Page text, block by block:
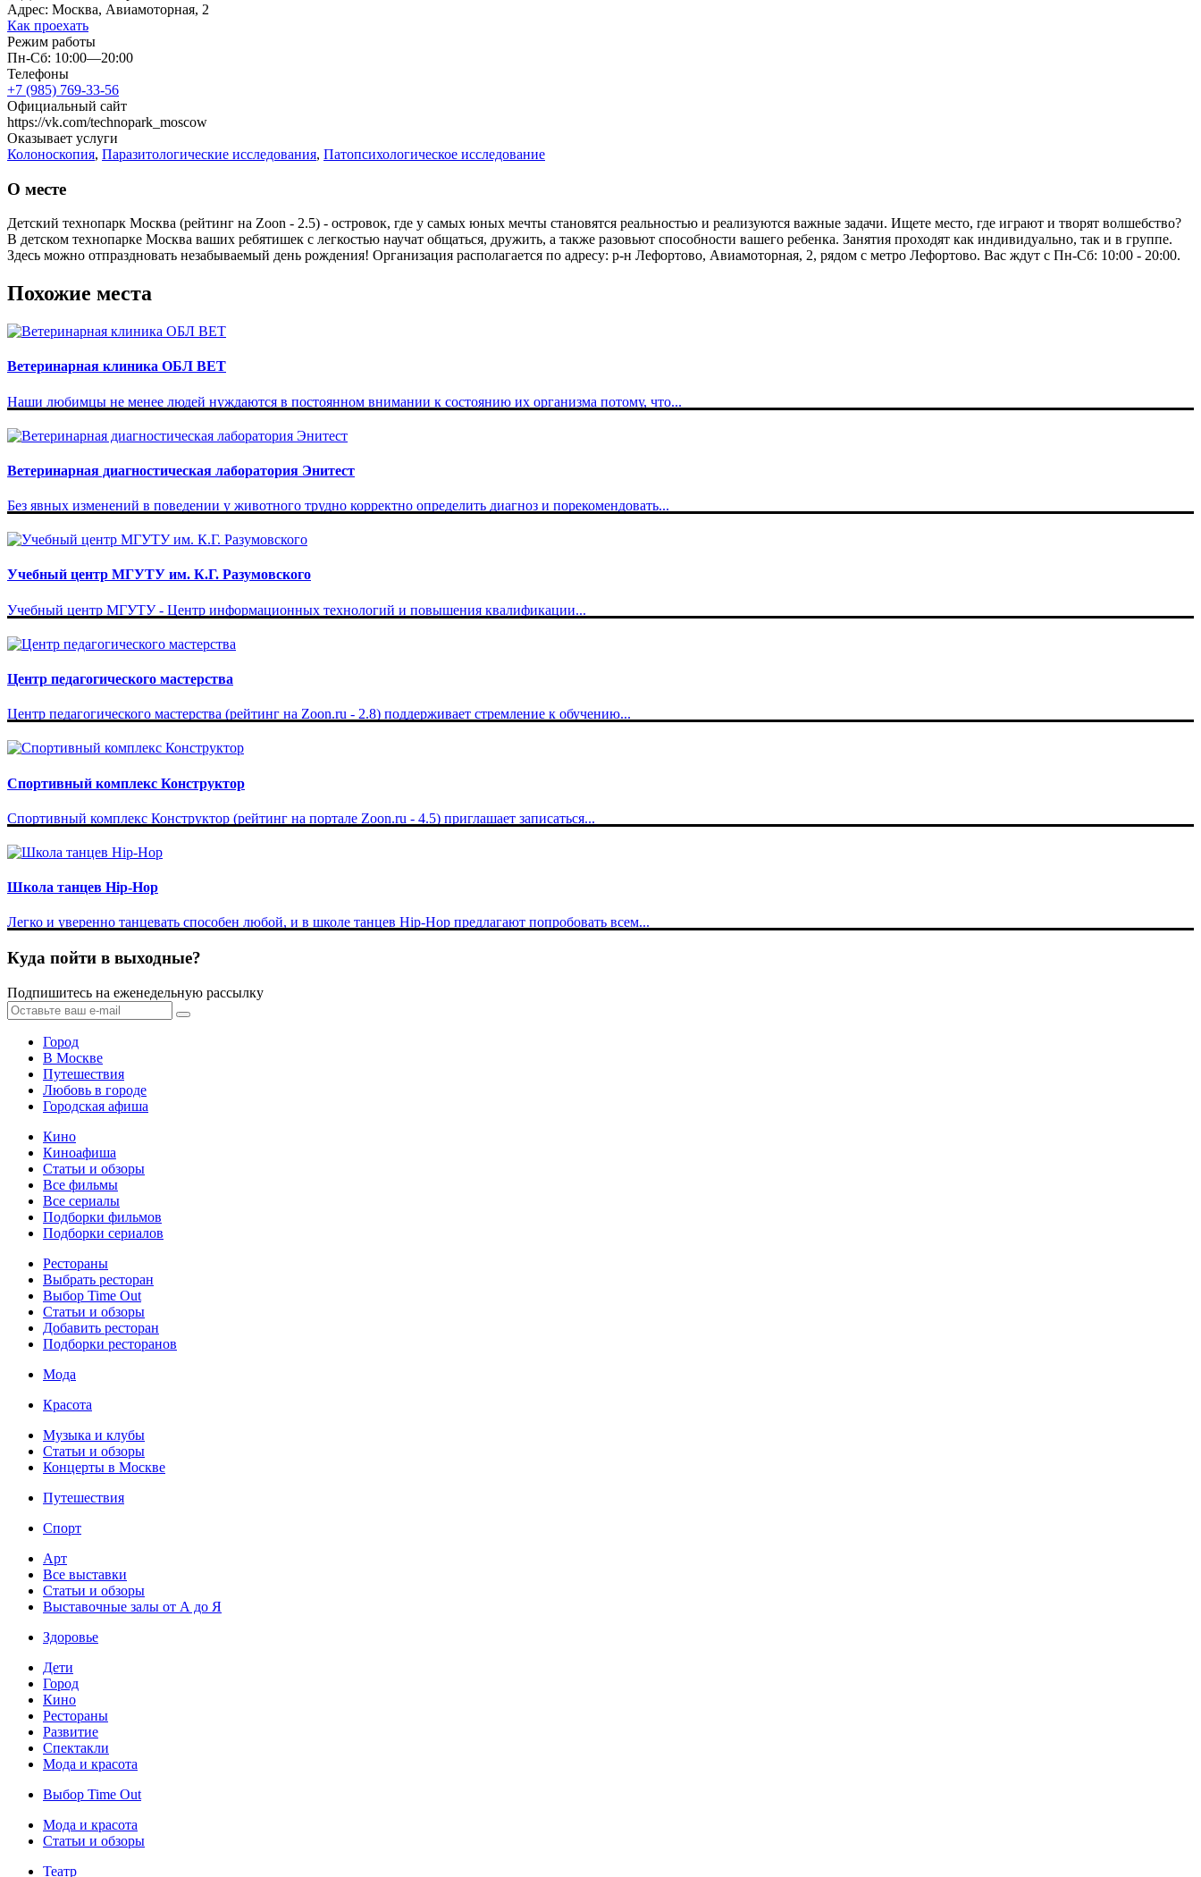
Адрес: Москва, Авиамоторная, 2
Как проехать
Режим работы
Пн-Сб: 10:00—20:00
Телефоны
+7 (985) 769-33-56
Официальный сайт
https://vk.com/technopark_moscow
Оказывает услуги
Колоноскопия, Паразитологические исследования, Патопсихологическое исследование
О месте
Детский технопарк Москва (рейтинг на Zoon - 2.5) - островок, где у самых юных мечты становятся реальностью и реализуются важные задачи. Ищете место, где играют и творят волшебство?
В детском технопарке Москва ваших ребятишек с легкостью научат общаться, дружить, а также разовьют способности вашего ребенка. Занятия проходят как индивидуально, так и в группе.
Здесь можно отпраздновать незабываемый день рождения! Организация располагается по адресу: р-н Лефортово, Авиамоторная, 2, рядом с метро Лефортово. Вас ждут с Пн-Сб: 10:00 - 20:00.
Похожие места
Ветеринарная клиника ОБЛ ВЕТ
Наши любимцы не менее людей нуждаются в постоянном внимании к состоянию их организма потому, что...
Ветеринарная диагностическая лаборатория Энитест
Без явных изменений в поведении у животного трудно корректно определить диагноз и порекомендовать...
Учебный центр МГУТУ им. К.Г. Разумовского
У­чеб­ный центр МГУТУ -­ Центр ин­фор­ма­ци­он­ных тех­но­ло­гий и по­вы­ше­ни­я ква­ли­фи­ка­ци­и...
Центр педагогического мастерства
Центр педагогического мастерства (рейтинг на Zoon.ru - 2.8) поддерживает стремление к обучению...
Спортивный комплекс Конструктор
Спортивный комплекс Конструктор (рейтинг на портале Zoon.ru - 4.5) приглашает записаться...
Школа танцев Hip-Hop
Легко и уверенно танцевать способен любой, и в школе танцев Hip-Hop предлагают попробовать всем...
Куда пойти в выходные?
Подпишитесь на еженедельную рассылку
Город
В Москве
Путешествия
Любовь в городе
Городская афиша
Кино
Киноафиша
Статьи и обзоры
Все фильмы
Все сериалы
Подборки фильмов
Подборки сериалов
Рестораны
Выбрать ресторан
Выбор Time Out
Статьи и обзоры
Добавить ресторан
Подборки ресторанов
Мода
Красота
Музыка и клубы
Статьи и обзоры
Концерты в Москве
Путешествия
Спорт
Арт
Все выставки
Статьи и обзоры
Выставочные залы от А до Я
Здоровье
Дети
Город
Кино
Рестораны
Развитие
Спектакли
Мода и красота
Выбор Time Out
Мода и красота
Статьи и обзоры
Театр